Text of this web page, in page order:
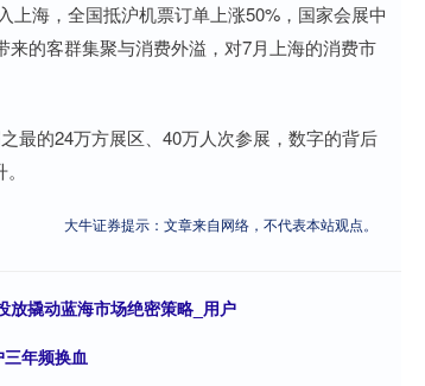
海，全国抵沪机票订单上涨50%，国家会展中
的客群集聚与消费外溢，对7月上海的消费市
的24万方展区、40万人次参展，数字的背后
大牛证券提示：文章来自网络，不代表本站观点。
撬动蓝海市场绝密策略_用户
年频换血